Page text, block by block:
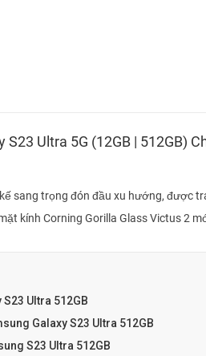
Ultra 5G (12GB | 512GB)
sang trọng đón đầu xu hướng, được
kính Corning Gorilla Glass Victus 2
S23 Ultra 512GB
Galaxy S23 Ultra 512GB
S23 Ultra 512GB